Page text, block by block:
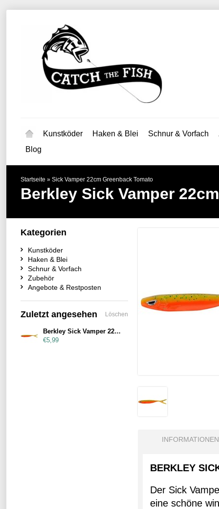
Kunstköder Haken & Blei Schnur & Vorfach
Blog
Startseite » Sick Vamper 22cm Greenback Tomato
Berkley Sick Vamper
INFORMATIONEN
BERKLEY
Der Sick
eine schöne
Kategorien
Kunstköder
Haken & Blei
Schnur & Vorfach
Zubehör
Angebote & Restposten
Zuletzt angesehen Löschen
Berkley Sick Vamper 22cm Greenback Tomato
€5,99